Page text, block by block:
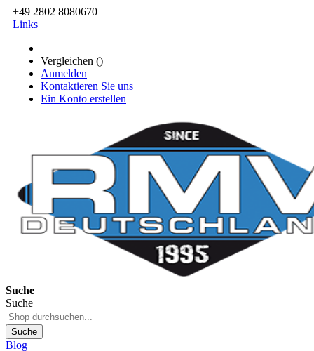
+49 2802 8080670
Links
Vergleichen ()
Anmelden
Kontaktieren Sie uns
Ein Konto erstellen
Suche
Suche
Suche
Blog